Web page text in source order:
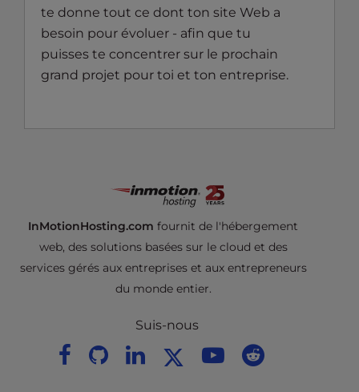
te donne tout ce dont ton site Web a
besoin pour évoluer - afin que tu
puisses te concentrer sur le prochain
grand projet pour toi et ton entreprise.
InMotionHosting.com fournit de l'hébergement
web, des solutions basées sur le cloud et des
services gérés aux entreprises et aux entrepreneurs
du monde entier.
Suis-nous